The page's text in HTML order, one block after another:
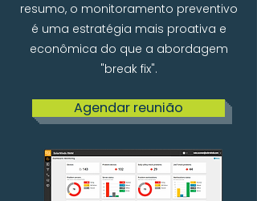
resumo, o monitoramento preventivo
é uma estratégia mais proativa e
econômica do que a abordagem
"break fix".
Agendar reunião